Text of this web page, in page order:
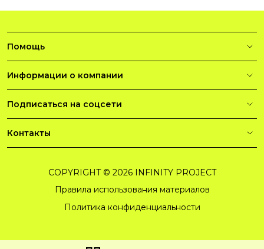
Помощь
Информации о компании
Подписаться на соцсети
Контакты
COPYRIGHT © 2026 INFINITY PROJECT
Правила использования материалов
Политика конфиденциальности